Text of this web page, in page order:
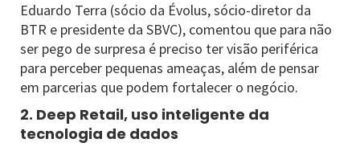
Eduardo Terra (sócio da Évolus, sócio-diretor da
BTR e presidente da SBVC), comentou que para não
ser pego de surpresa é preciso ter visão periférica
para perceber pequenas ameaças, além de pensar
em parcerias que podem fortalecer o negócio.
2. Deep Retail, uso inteligente da
tecnologia de dados